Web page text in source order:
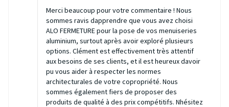
Merci beaucoup pour votre commentaire ! Nous
sommes ravis dapprendre que vous avez choisi
ALO FERMETURE pour la pose de vos menuiseries
aluminium, surtout après avoir exploré plusieurs
options. Clément est effectivement très attentif
aux besoins de ses clients, et il est heureux davoir
pu vous aider à respecter les normes
architecturales de votre copropriété. Nous
sommes également fiers de proposer des
produits de qualité à des prix compétitifs. Nhésitez